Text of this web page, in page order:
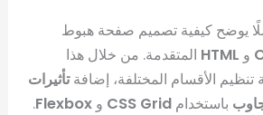
يوضح كيفية تصميم صفحة هبوط
و HTML المتقدمة. من خلال هذا
تنظيم الأقسام المختلفة، إضافةتأثيرات
باستخدامCSS Grid وFlexbox
.